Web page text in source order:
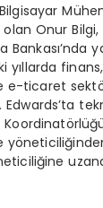
Onur Bilgi,
Bankası’nda
yıllarda
e-ticaret